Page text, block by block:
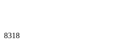
8318